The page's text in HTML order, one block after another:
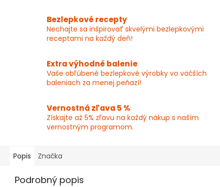
Bezlepkové recepty
Nechajte sa inšpirovať skvelými bezlepkovými
receptami na každý deň!
Extra výhodné balenie
Vaše obľúbené bezlepkové výrobky vo väčších
baleniach za menej peňazí!
Vernostná zľava 5 %
Získajte až 5% zľavu na každý nákup s naším
vernostným programom.
Popis Značka
Podrobný popis